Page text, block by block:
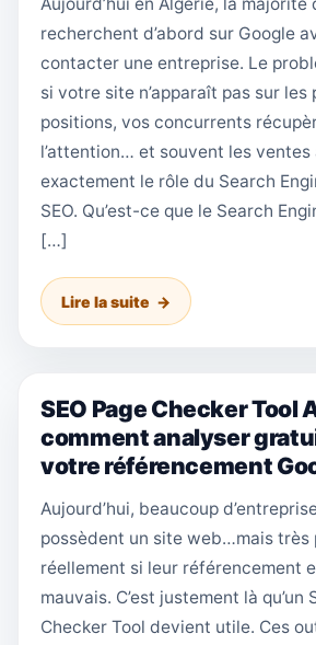
recherchent d’abord sur Google
contacter une entreprise. Le
si votre site n’apparaît pas sur les
positions, vos concurrents
l’attention… et souvent les ventes
exactement le rôle du Search
SEO. Qu’est-ce que le Search
[…]
Lire la suite
SEO Page Checker Tool
comment analyser
votre référencement
Aujourd’hui, beaucoup
possèdent un site web…mais très
réellement si leur référencement
mauvais. C’est justement là qu’un
Checker Tool devient utile. Ces